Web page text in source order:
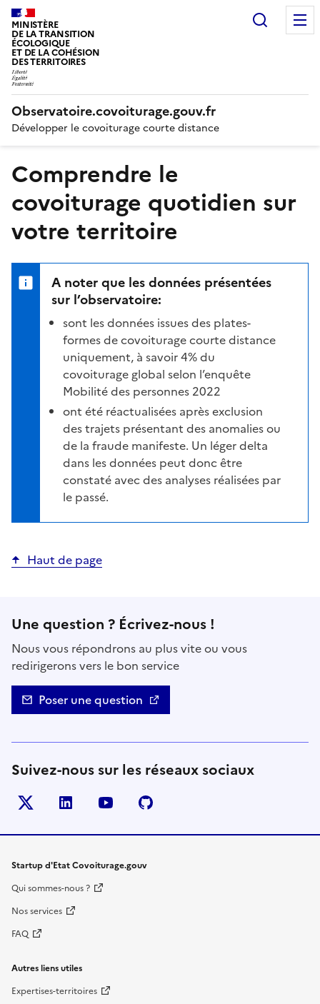
MINISTÈRE
DE LA TRANSITION
ÉCOLOGIQUE
ET DE LA COHÉSION
DES TERRITOIRES
Observatoire.covoiturage.gouv.fr
Développer le covoiturage courte distance
Comprendre le
covoiturage quotidien sur
votre territoire
A noter que les données présentées
sur l’observatoire:
sont les données issues des plates-
formes de covoiturage courte distance
uniquement, à savoir 4% du
covoiturage global selon l’enquête
Mobilité des personnes 2022
ont été réactualisées après exclusion
des trajets présentant des anomalies ou
de la fraude manifeste. Un léger delta
dans les données peut donc être
constaté avec des analyses réalisées par
le passé.
Haut de page
Une question ? Écrivez-nous !
Nous vous répondrons au plus vite ou vous
redirigerons vers le bon service
Poser une question
Suivez-nous sur les réseaux sociaux
Twitter
- nouvelle fenêtre
LinkedIn
- nouvelle fenêtre
YouTube
- nouvelle fenêtre
- nouvelle fenêtre
Startup d'Etat Covoiturage.gouv
Qui sommes-nous ?
Nos services
FAQ
Autres liens utiles
Expertises-territoires